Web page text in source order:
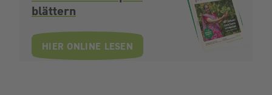
blättern
HIER ONLINE LESEN